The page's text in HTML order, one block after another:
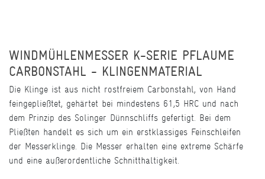
WINDMÜHLENMESSER K-SERIE PFLAUME
CARBONSTAHL - KLINGENMATERIAL
Die Klinge ist aus nicht rostfreiem Carbonstahl, von Hand
feingepließtet, gehärtet bei mindestens 61,5 HRC und nach
dem Prinzip des Solinger Dünnschliffs gefertigt. Bei dem
Pließten handelt es sich um ein erstklassiges Feinschleifen
der Messerklinge. Die Messer erhalten eine extreme Schärfe
und eine außerordentliche Schnitthaltigkeit.